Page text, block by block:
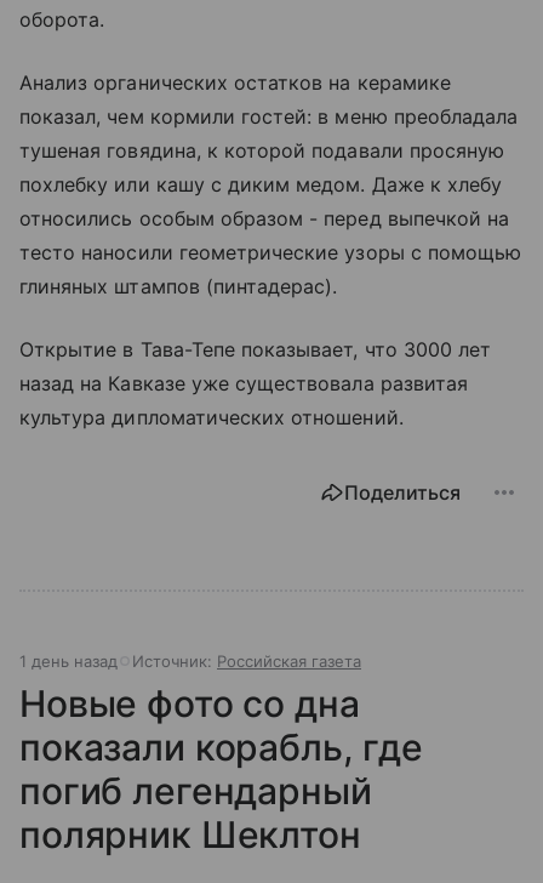
оборота.
Анализ органических остатков на керамике
показал, чем кормили гостей: в меню преобладала
тушеная говядина, к которой подавали просяную
похлебку или кашу с диким медом. Даже к хлебу
относились особым образом - перед выпечкой на
тесто наносили геометрические узоры с помощью
глиняных штампов (пинтадерас).
Открытие в Тава-Тепе показывает, что 3000 лет
назад на Кавказе уже существовала развитая
культура дипломатических отношений.
Поделиться
1 день назад Источник: Российская газета
Новые фото со дна
показали корабль, где
погиб легендарный
полярник Шеклтон